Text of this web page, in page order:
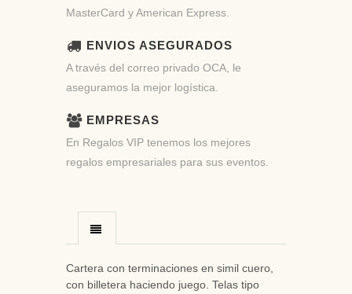
MasterCard y American Express.
ENVIOS ASEGURADOS
A través del correo privado OCA, le
aseguramos la mejor logística.
EMPRESAS
En Regalos VIP tenemos los mejores
regalos empresariales para sus eventos.
Cartera con terminaciones en simil cuero,
con billetera haciendo juego. Telas tipo